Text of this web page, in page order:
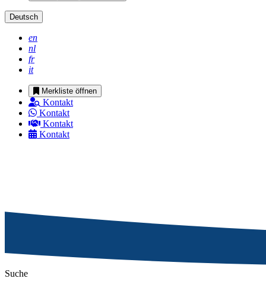
Deutsch
en
nl
fr
it
Merkliste öffnen
Kontakt
Kontakt
Kontakt
Kontakt
Suche